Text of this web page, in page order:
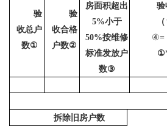
验
收总户
数①
验
收合格
户数②
房面积超出
5%小于
50%按维修
标准发放户
数③
验
④=
拆除旧房户数